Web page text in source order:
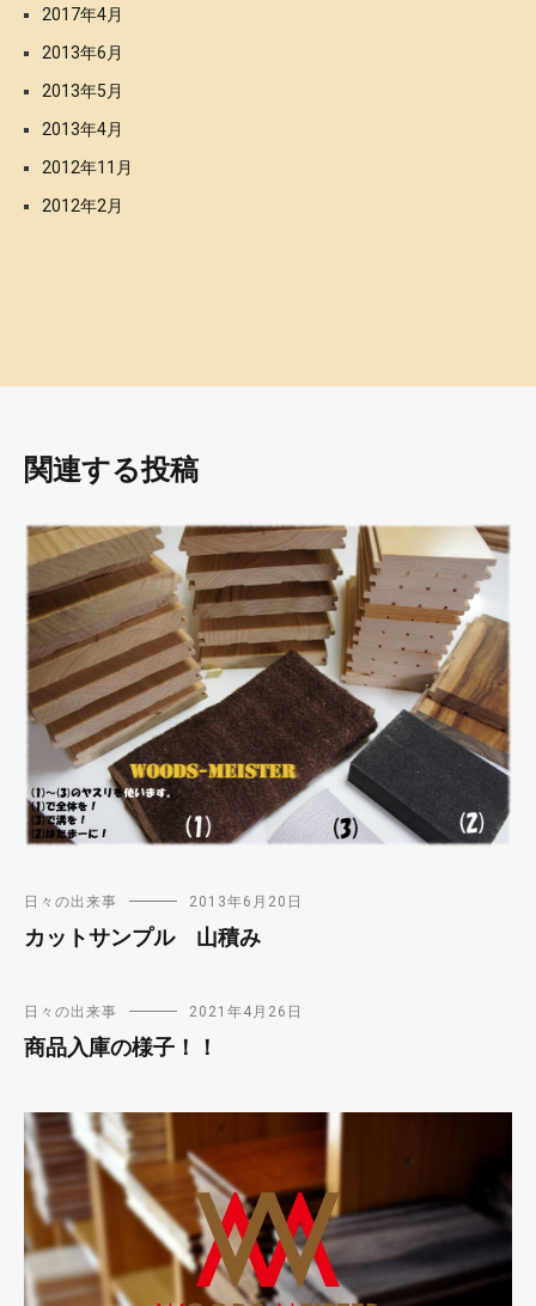
2017年4月
2013年6月
2013年5月
2013年4月
2012年11月
2012年2月
関連する投稿
日々の出来事 2013年6月20日
カットサンプル 山積み
日々の出来事 2021年4月26日
商品入庫の様子！！